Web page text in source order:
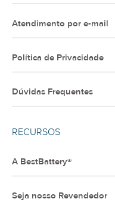
Atendimento por e-mail
Política de Privacidade
Dúvidas Frequentes
RECURSOS
A BestBattery®
Seja nosso Revendedor